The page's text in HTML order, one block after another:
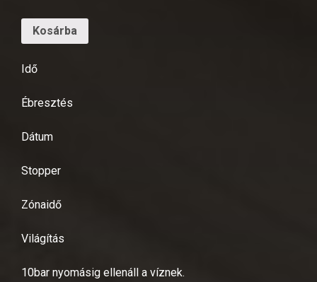
Kosárba
Idő
Ébresztés
Dátum
Stopper
Zónaidő
Világítás
10bar nyomásig ellenáll a víznek.